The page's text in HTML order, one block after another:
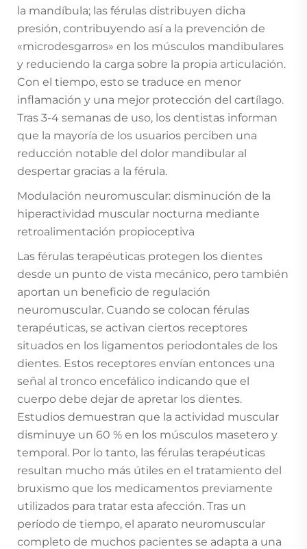
la mandíbula; las férulas distribuyen dicha
presión, contribuyendo así a la prevención de
«microdesgarros» en los músculos mandibulares
y reduciendo la carga sobre la propia articulación.
Con el tiempo, esto se traduce en menor
inflamación y una mejor protección del cartílago.
Tras 3-4 semanas de uso, los dentistas informan
que la mayoría de los usuarios perciben una
reducción notable del dolor mandibular al
despertar gracias a la férula.
Modulación neuromuscular: disminución de la
hiperactividad muscular nocturna mediante
retroalimentación propioceptiva
Las férulas terapéuticas protegen los dientes
desde un punto de vista mecánico, pero también
aportan un beneficio de regulación
neuromuscular. Cuando se colocan férulas
terapéuticas, se activan ciertos receptores
situados en los ligamentos periodontales de los
dientes. Estos receptores envían entonces una
señal al tronco encefálico indicando que el
cuerpo debe dejar de apretar los dientes.
Estudios demuestran que la actividad muscular
disminuye un 60 % en los músculos masetero y
temporal. Por lo tanto, las férulas terapéuticas
resultan mucho más útiles en el tratamiento del
bruxismo que los medicamentos previamente
utilizados para tratar esta afección. Tras un
período de tiempo, el aparato neuromuscular
completo de muchos pacientes se adapta a una